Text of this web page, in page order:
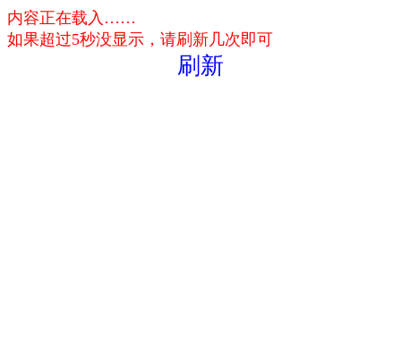
内容正在载入……
如果超过5秒没显示，请刷新几次即可
刷新